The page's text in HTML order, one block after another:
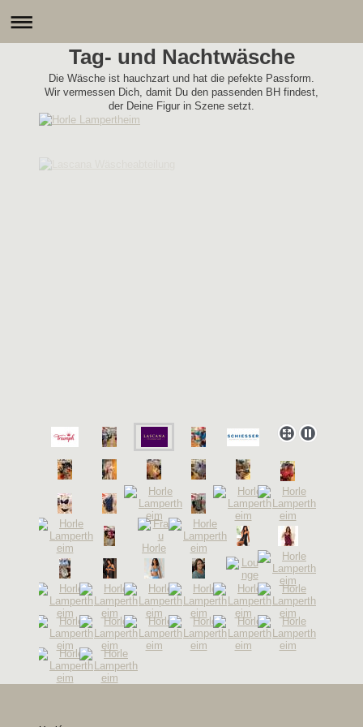
Tag- und Nachtwäsche
Die Wäsche ist hauchzart und hat die pefekte Passform.
Wir vermessen Dich, damit Du den passenden BH findest,
der Deine Figur in Szene setzt.